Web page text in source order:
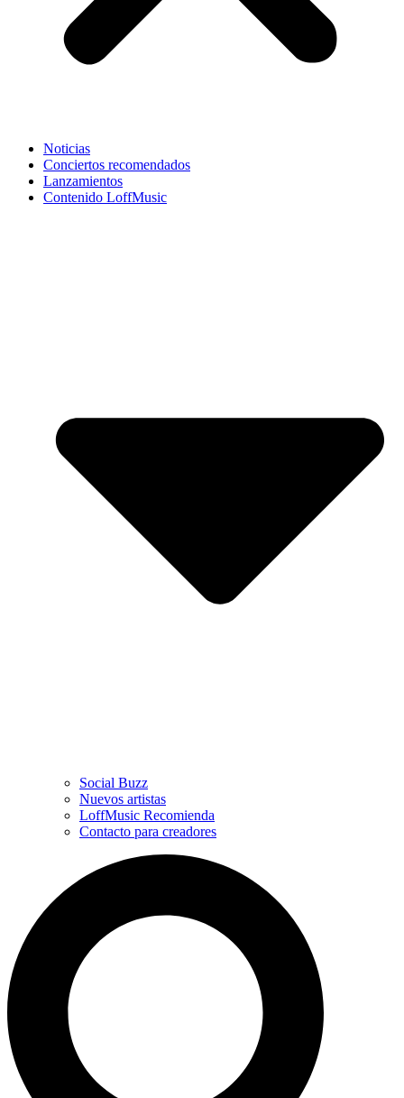
Noticias
Conciertos recomendados
Lanzamientos
Contenido LoffMusic
Social Buzz
Nuevos artistas
LoffMusic Recomienda
Contacto para creadores